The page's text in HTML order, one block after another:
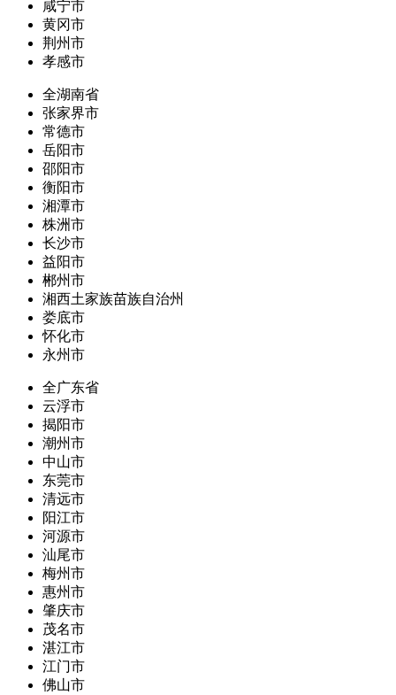
咸宁市
黄冈市
荆州市
孝感市
全湖南省
张家界市
常德市
岳阳市
邵阳市
衡阳市
湘潭市
株洲市
长沙市
益阳市
郴州市
湘西土家族苗族自治州
娄底市
怀化市
永州市
全广东省
云浮市
揭阳市
潮州市
中山市
东莞市
清远市
阳江市
河源市
汕尾市
梅州市
惠州市
肇庆市
茂名市
湛江市
江门市
佛山市